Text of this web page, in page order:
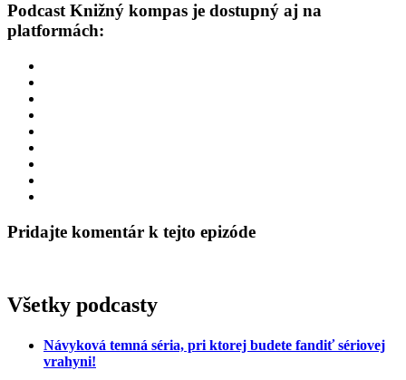
Podcast Knižný kompas je dostupný aj na
platformách:
Pridajte komentár k tejto epizóde
Všetky podcasty
Návyková temná séria, pri ktorej budete fandiť sériovej
vrahyni!